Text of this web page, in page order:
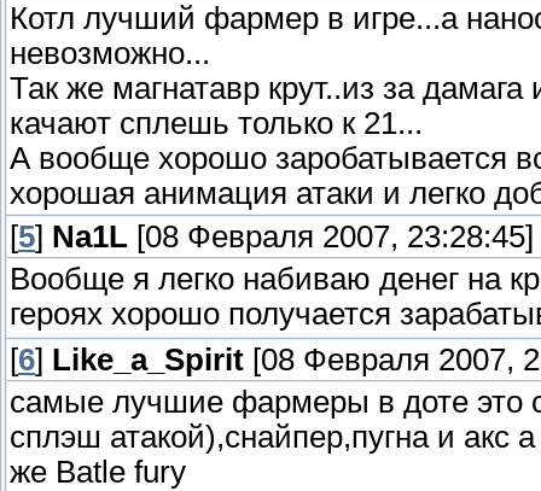
Котл лучший фармер в игре...а
невозможно...
Так же магнатавр крут..из за
качают сплешь только к 21...
А вообще хорошо заробатывается
хорошая анимация атаки и легко
[5] Na1L [08 Февраля 2007, 23:28:45]
Вообще я легко набиваю денег на
героях хорошо получается
[6] Like_a_Spirit [08 Февраля 2007,
самые лучшие фармеры в доте это
сплэш атакой),снайпер,пугна и акс
же Batle fury